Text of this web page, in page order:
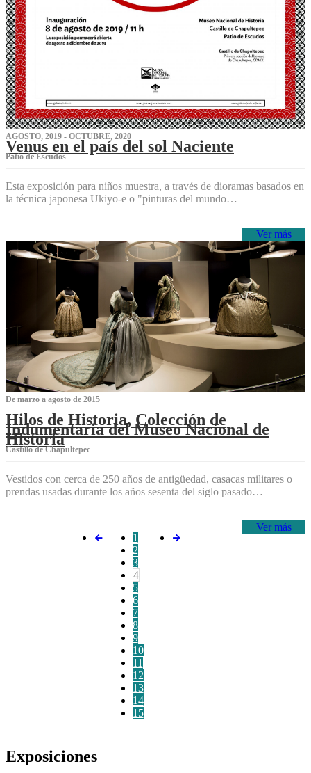
AGOSTO, 2019 - OCTUBRE, 2020
Venus en el país del sol Naciente
P‌atio de Escudos
Esta exposición para niños muestra, a través de dioramas basados en
la técnica japonesa Ukiyo-e o "pinturas del mundo…
Ver más
De marzo a agosto de 2015
Hilos de Historia, Colección de
Indumentaria del Museo Nacional de
Historia
Castillo de Chapultepec
Vestidos con cerca de 250 años de antigüedad, casacas militares o
prendas usadas durante los años sesenta del siglo pasado…
Ver más
1
2
3
4
5
6
7
8
9
10
11
12
13
14
15
Exposiciones